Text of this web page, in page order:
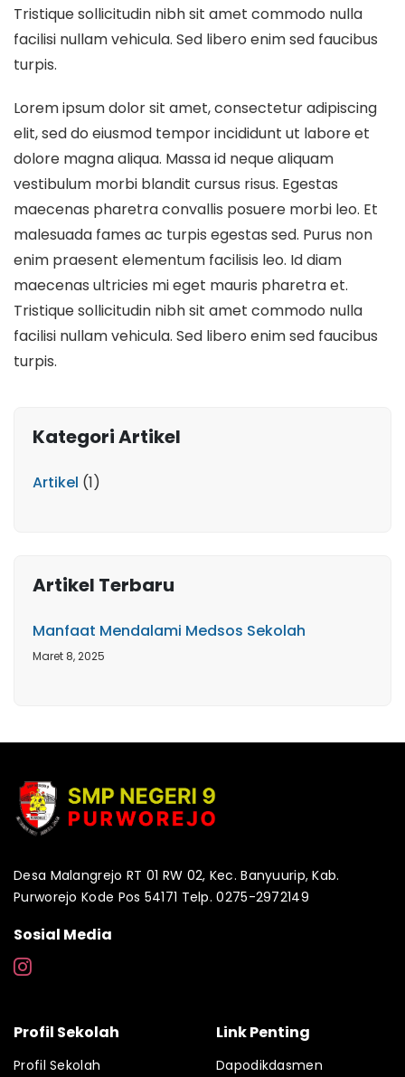
Tristique sollicitudin nibh sit amet commodo nulla
facilisi nullam vehicula. Sed libero enim sed faucibus
turpis.
Lorem ipsum dolor sit amet, consectetur adipiscing
elit, sed do eiusmod tempor incididunt ut labore et
dolore magna aliqua. Massa id neque aliquam
vestibulum morbi blandit cursus risus. Egestas
maecenas pharetra convallis posuere morbi leo. Et
malesuada fames ac turpis egestas sed. Purus non
enim praesent elementum facilisis leo. Id diam
maecenas ultricies mi eget mauris pharetra et.
Tristique sollicitudin nibh sit amet commodo nulla
facilisi nullam vehicula. Sed libero enim sed faucibus
turpis.
Kategori Artikel
Artikel (1)
Artikel Terbaru
Manfaat Mendalami Medsos Sekolah
Maret 8, 2025
Desa Malangrejo RT 01 RW 02, Kec. Banyuurip, Kab.
Purworejo Kode Pos 54171 Telp. 0275-2972149
Sosial Media
Profil Sekolah
Profil Sekolah
Link Penting
Dapodikdasmen